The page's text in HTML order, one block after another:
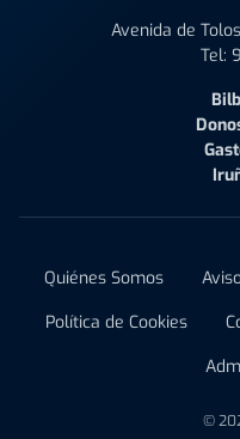
Avenida de
Tel:
Quiénes Somos
Política de Cookies
©